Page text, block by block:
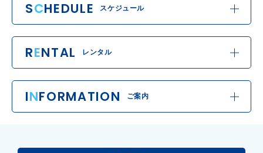
SCHEDULE スケジュール
RENTAL レンタル
INFORMATION ご案内